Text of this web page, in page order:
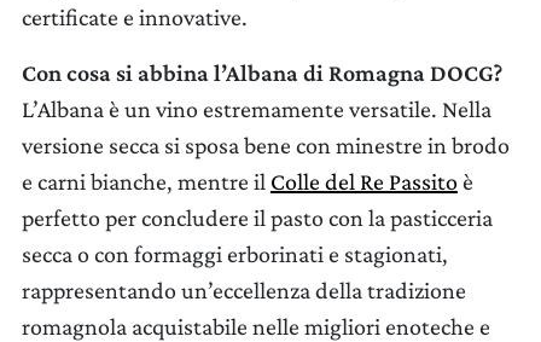
certificate e innovative.
Con cosa si abbina l’Albana di Romagna DOCG?
L’Albana è un vino estremamente versatile. Nella
versione secca si sposa bene con minestre in brodo
e carni bianche, mentre il Colle del Re Passito è
perfetto per concludere il pasto con la pasticceria
secca o con formaggi erborinati e stagionati,
rappresentando un’eccellenza della tradizione
romagnola acquistabile nelle migliori enoteche e